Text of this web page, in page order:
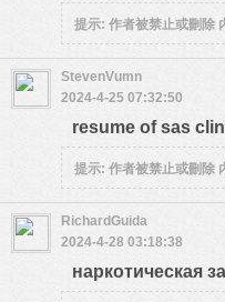
提示: 作者被禁止或刪除
StevenVumn
2024-4-25 07:32:50
resume of sas
提示: 作者被禁止或刪除
RichardGuida
2024-4-28 03:18:38
наркотическая